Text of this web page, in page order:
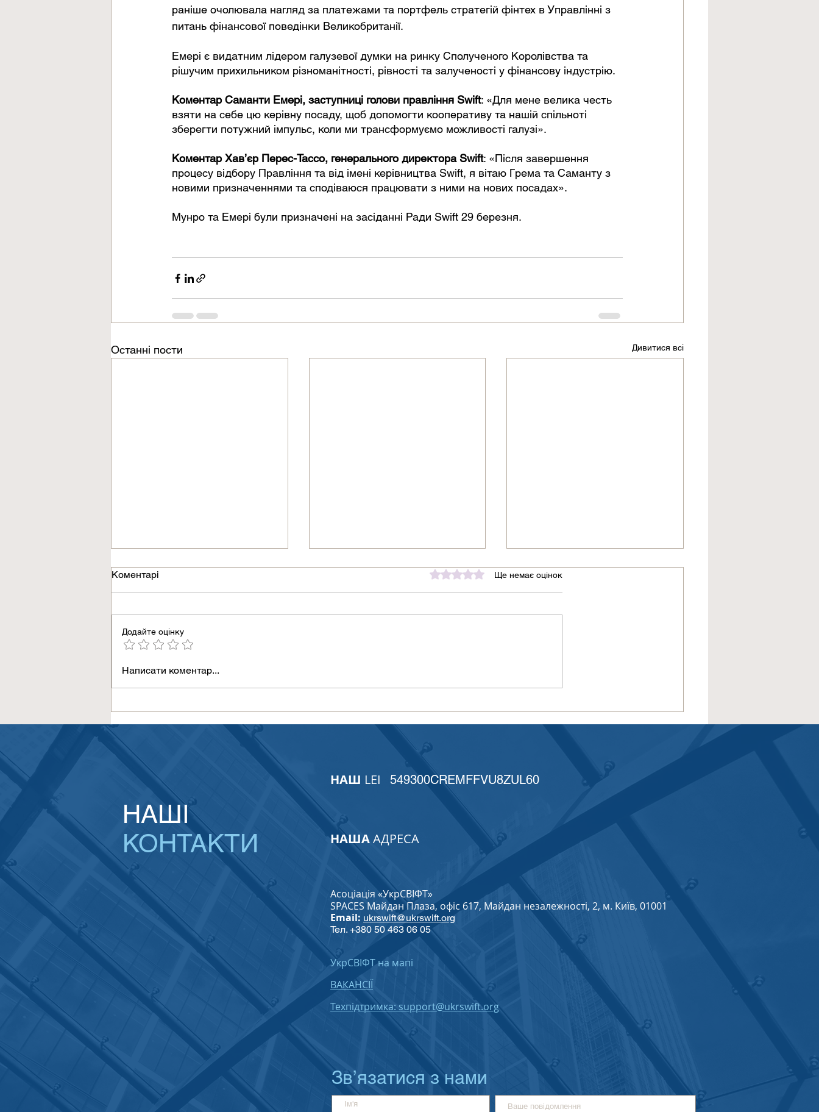
раніше очолювала нагляд за платежами та портфель стратегій фінтех в Управлінні з
питань фінансової поведінки Великобританії.
Емері є видатним лідером галузевої думки на ринку Сполученого Королівства та
рішучим прихильником різноманітності, рівності та залученості у фінансову індустрію.
Коментар Саманти Емері, заступниці голови правління Swift: «Для мене велика честь
взяти на себе цю керівну посаду, щоб допомогти кооперативу та нашій спільноті
зберегти потужний імпульс, коли ми трансформуємо можливості галузі».
Коментар Хав’єр Перес-Тассо, генерального директора Swift: «Після завершення
процесу відбору Правління та від імені керівництва Swift, я вітаю Грема та Саманту з
новими призначеннями та сподіваюся працювати з ними на нових посадах».
Мунро та Емері були призначені на засіданні Ради Swift 29 березня.
Останні пости Дивитися всі
Україна взяла участь у
Коментарі Оцінка: 0 з 5 зірок.Ще немає оцінок
Додайте оцінку
Написати коментар...
НАШІ
КОНТАКТИ
НАШ LEI 549300CREMFFVU8ZUL60
НАШААДРЕСА
Асоціація «УкрСВІФТ»
SPACES Майдан Плаза, офіс 617, Майдан незалежності, 2, м. Київ, 01001
Email: ukrswift@ukrswift.org
Тел. +380 50 463 06 05
УкрСВІФТ на мапі
ВАКАНСІЇ
Техпідтримка: support@ukrswift.org
Зв’язатися з нами